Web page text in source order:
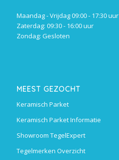
Maandag - Vrijdag 09:00 - 17:30 uur
Zaterdag: 09:30 - 16:00 uur
Zondag: Gesloten
MEEST GEZOCHT
Keramisch Parket
Keramisch Parket Informatie
Showroom TegelExpert
Tegelmerken Overzicht